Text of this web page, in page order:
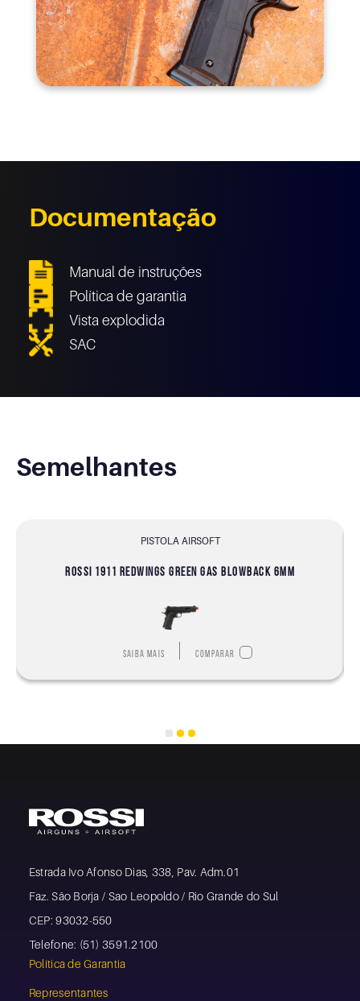
Documentação
Manual de instruções
Política de garantia
Vista explodida
SAC
Semelhantes
PISTOLA AIRSOFT
ROSSI 1911 REDWINGS GREEN GAS BLOWBACK 6MM
Saiba mais Comparar
Estrada Ivo Afonso Dias, 338, Pav. Adm.01
Faz. São Borja / Sao Leopoldo / Rio Grande do Sul
CEP: 93032-550
Telefone: (51) 3591.2100
Política de Garantia
Representantes